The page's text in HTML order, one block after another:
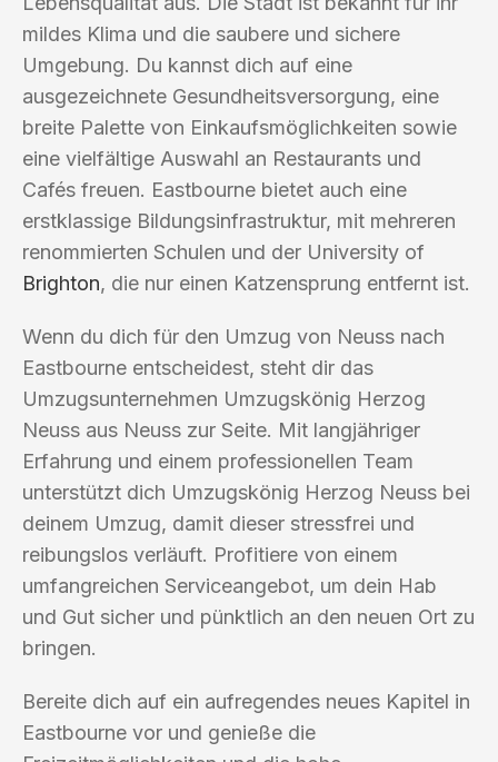
mildes Klima und die saubere und sichere
Umgebung. Du kannst dich auf eine
ausgezeichnete Gesundheitsversorgung, eine
breite Palette von Einkaufsmöglichkeiten sowie
eine vielfältige Auswahl an Restaurants und
Cafés freuen. Eastbourne bietet auch eine
erstklassige Bildungsinfrastruktur, mit mehreren
renommierten Schulen und der University of
Brighton, die nur einen Katzensprung entfernt ist.
Wenn du dich für den Umzug von Neuss nach
Eastbourne entscheidest, steht dir das
Umzugsunternehmen Umzugskönig Herzog
Neuss aus Neuss zur Seite. Mit langjähriger
Erfahrung und einem professionellen Team
unterstützt dich Umzugskönig Herzog Neuss bei
deinem Umzug, damit dieser stressfrei und
reibungslos verläuft. Profitiere von einem
umfangreichen Serviceangebot, um dein Hab
und Gut sicher und pünktlich an den neuen Ort zu
bringen.
Bereite dich auf ein aufregendes neues Kapitel in
Eastbourne vor und genieße die